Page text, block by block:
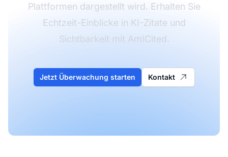
Plattformen dargestellt wird. Erhalten Sie
Echtzeit-Einblicke in KI-Zitate und
Sichtbarkeit mit AmICited.
Jetzt Überwachung starten Kontakt